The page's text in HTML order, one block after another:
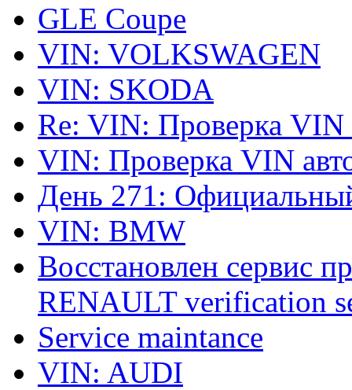
GLE Coupe
VIN: VOLKSWAGEN
VIN: SKODA
Re: VIN: Проверка VIN
VIN: Проверка VIN
День 271:
VIN: BMW
Восстановлен сервис
RENAULT verification
Service maintance
VIN: AUDI